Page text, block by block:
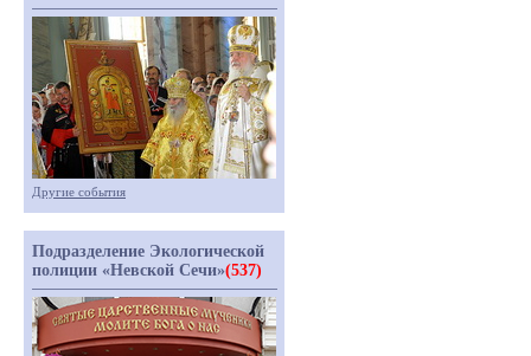
Другие события
Подразделение Экологической
полиции «Невской Сечи»(537)